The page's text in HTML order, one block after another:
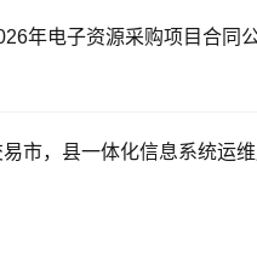
年电子资源采购项目合同
市，县一体化信息系统运